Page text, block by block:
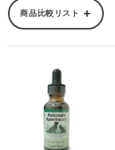
商品比較リスト